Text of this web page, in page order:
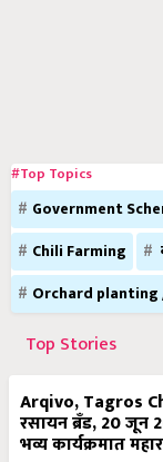
#Top Topics
Government
Chili Farming
Orchard planting
Top Stories
Arqivo, Tagros
रसायन ब्रँड, 20 जून
भव्य कार्यक्रमात